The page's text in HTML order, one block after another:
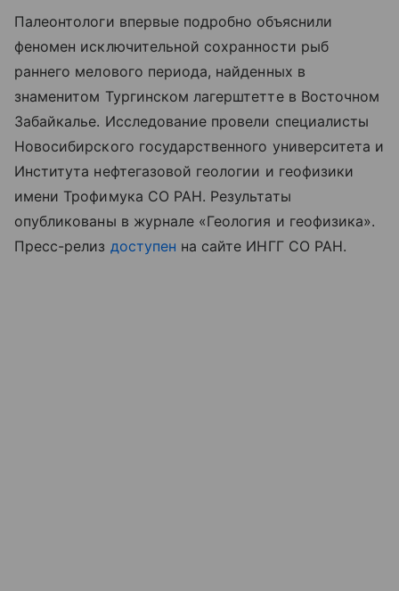
Палеонтологи впервые подробно объяснили
феномен исключительной сохранности рыб
раннего мелового периода, найденных в
знаменитом Тургинском лагерштетте в Восточном
Забайкалье. Исследование провели специалисты
Новосибирского государственного университета и
Института нефтегазовой геологии и геофизики
имени Трофимука СО РАН. Результаты
опубликованы в журнале «Геология и геофизика».
Пресс-релиз доступен на сайте ИНГГ СО РАН.